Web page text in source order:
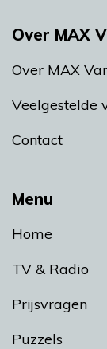
Menu
Home
TV & Radio
Prijsvragen
Puzzels
Over MAX
Over MAX
Veelgestelde
Contact